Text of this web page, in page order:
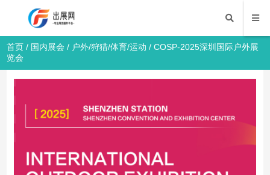
首页 / 国内展会 / 户外/狩猎/体育/运动 / COSP-2025深圳国际户外展
览会